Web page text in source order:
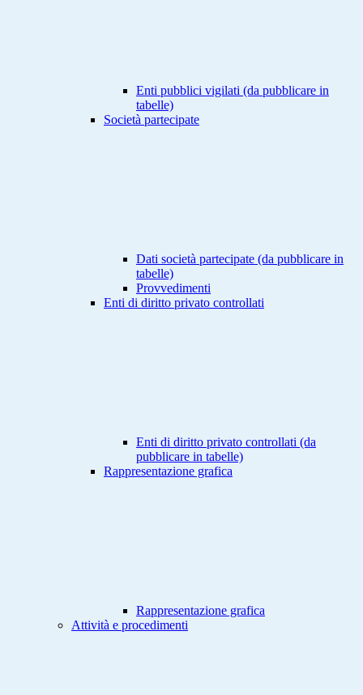
Enti pubblici vigilati (da pubblicare in
tabelle)
Società partecipate
Dati società partecipate (da pubblicare in
tabelle)
Provvedimenti
Enti di diritto privato controllati
Enti di diritto privato controllati (da
pubblicare in tabelle)
Rappresentazione grafica
Rappresentazione grafica
Attività e procedimenti